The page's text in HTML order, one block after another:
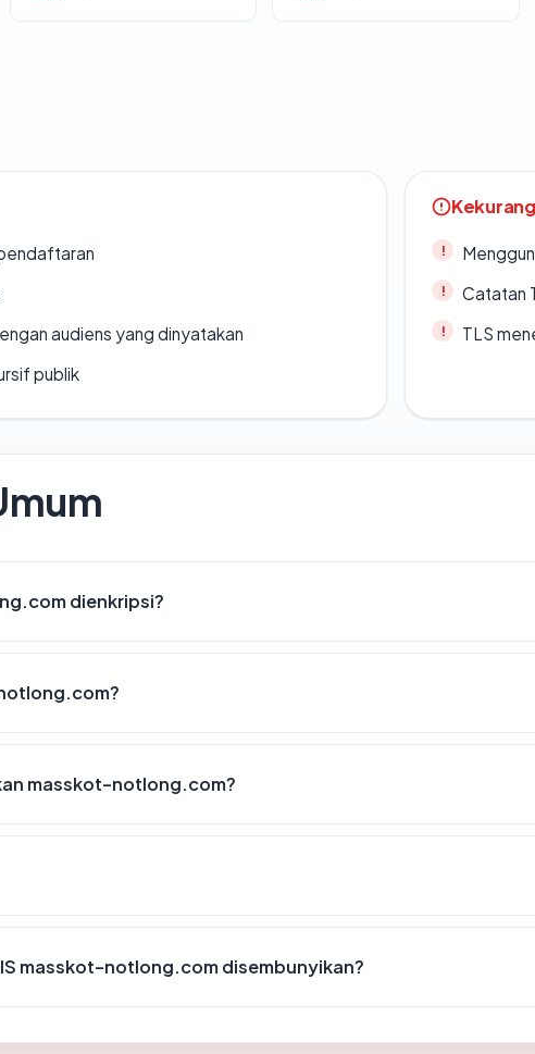
audiens yang dinyatakan
publik
Catatan
TLS
dienkripsi?
masskot-notlong.com?
masskot-notlong.com disembunyikan?